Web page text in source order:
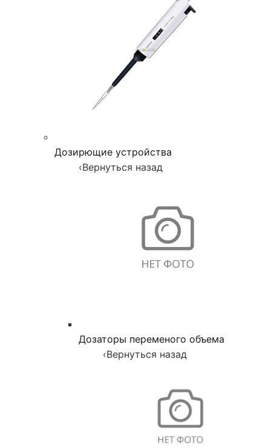
Дозирющие устройства
‹Вернуться назад
Дозаторы переменого объема
‹Вернуться назад